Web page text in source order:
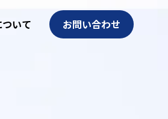
いて お問い合わせ